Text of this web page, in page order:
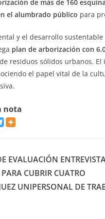
de más de 160
el alumbrado público para
y el desarrollo
plan de arborización con
residuos sólidos urbanos.
el papel vital de la
nota
EVALUACIÓN
CUBRIR CUATRO
UNIPERSONAL DE